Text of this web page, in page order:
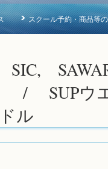
スクール予約・商品
SIC,
/ SUPウ
ル